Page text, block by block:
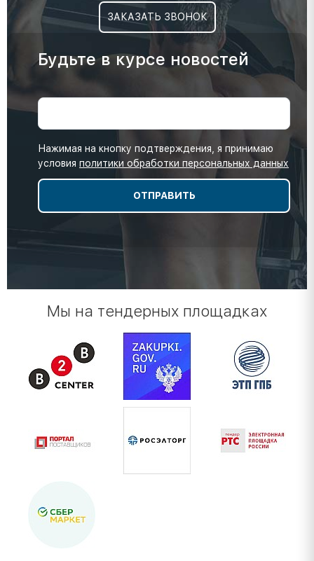
ЗАКАЗАТЬ ЗВОНОК
Будьте в курсе новостей
Нажимая на кнопку подтверждения, я принимаю
условия политики обработки персональных данных
Мы на тендерных площадках